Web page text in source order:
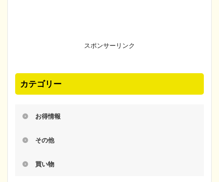
スポンサーリンク
カテゴリー
お得情報
その他
買い物